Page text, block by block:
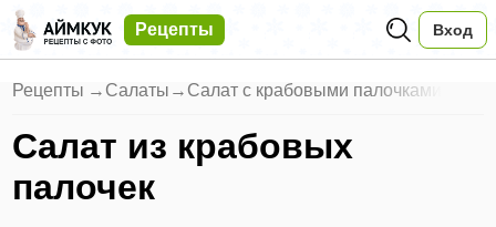
Рецепты Вход
Рецепты → Салаты → Салат с крабовыми палочками
Салат из крабовых
палочек